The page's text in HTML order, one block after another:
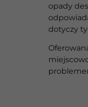
opady
dotyczy